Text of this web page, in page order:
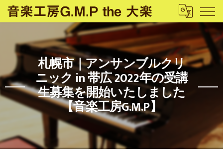
札幌市｜アンサンブルクリ
ニック in 帯広 2022年の受講
生募集を開始いたしました
【音楽工房G.M.P】